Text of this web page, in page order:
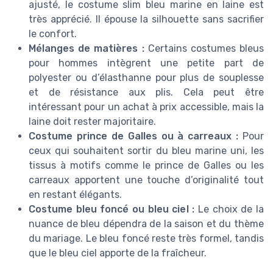
ajusté, le costume slim bleu marine en laine est
très apprécié. Il épouse la silhouette sans sacrifier
le confort.
Mélanges de matières :Certains costumes bleus
pour hommes intègrent une petite part de
polyester ou d’élasthanne pour plus de souplesse
et de résistance aux plis. Cela peut être
intéressant pour un achat à prix accessible, mais la
laine doit rester majoritaire.
Costume prince de Galles ou à carreaux : Pour
ceux qui souhaitent sortir du bleu marine uni, les
tissus à motifs comme le prince de Galles ou les
carreaux apportent une touche d’originalité tout
en restant élégants.
Costume bleu foncé ou bleu ciel : Le choix de la
nuance de bleu dépendra de la saison et du thème
du mariage. Le bleu foncé reste très formel, tandis
que le bleu ciel apporte de la fraîcheur.